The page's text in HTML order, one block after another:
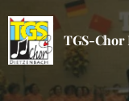
TGS-Chor